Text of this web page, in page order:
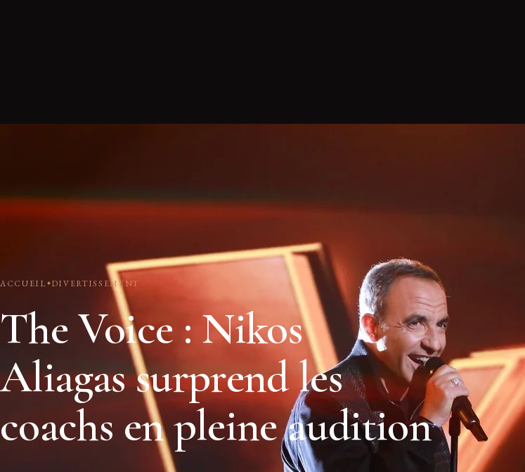
ACCUEIL DIVERTISSEMENT
The Voice : Nikos
Aliagas surprend les
coachs en pleine audition